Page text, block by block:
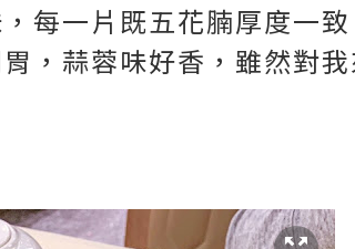
每一片既五花腩厚度一
，蒜蓉味好香，雖然對